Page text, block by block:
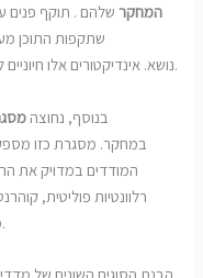
המחקרשלהם . תוקף פנים
שתקפות התוכן
נושא. אינדיקטורים אלו חיוניים לחוקרים כדי לאסוף נתונים תקפים ומשמעותיים.
בנוסף, נחוצה
במחקר. מסגרת כזו
המודדים במדויק את
רלוונטיות פוליטית,
מדידה מקיפה והוליסטית של תוצאות חברתיות.